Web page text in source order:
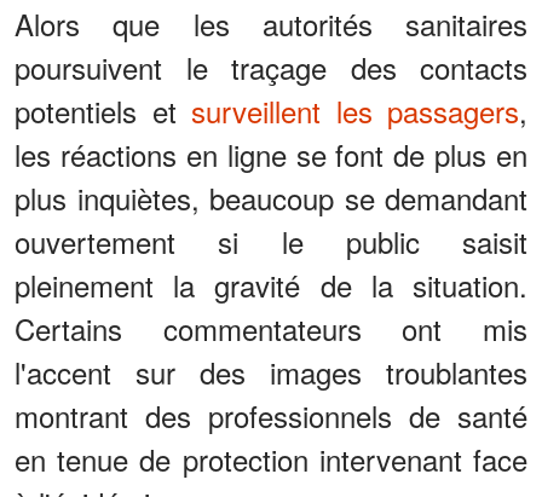
Alors que les autorités sanitaires
poursuivent le traçage des contacts
potentiels et surveillent les passagers,
les réactions en ligne se font de plus en
plus inquiètes, beaucoup se demandant
ouvertement si le public saisit
pleinement la gravité de la situation.
Certains commentateurs ont mis
l'accent sur des images troublantes
montrant des professionnels de santé
en tenue de protection intervenant face